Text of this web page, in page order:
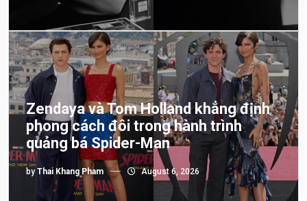
Zendaya và Tom Holland khẳng định
phong cách đôi trong hành trình
quảng bá Spider-Man
by Thai Khang Pham August 6, 2026